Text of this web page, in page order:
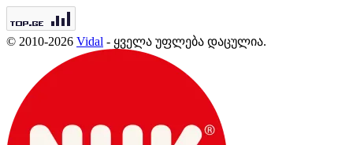
© 2010-2026 Vidal - ყველა უფლება დაცულია.